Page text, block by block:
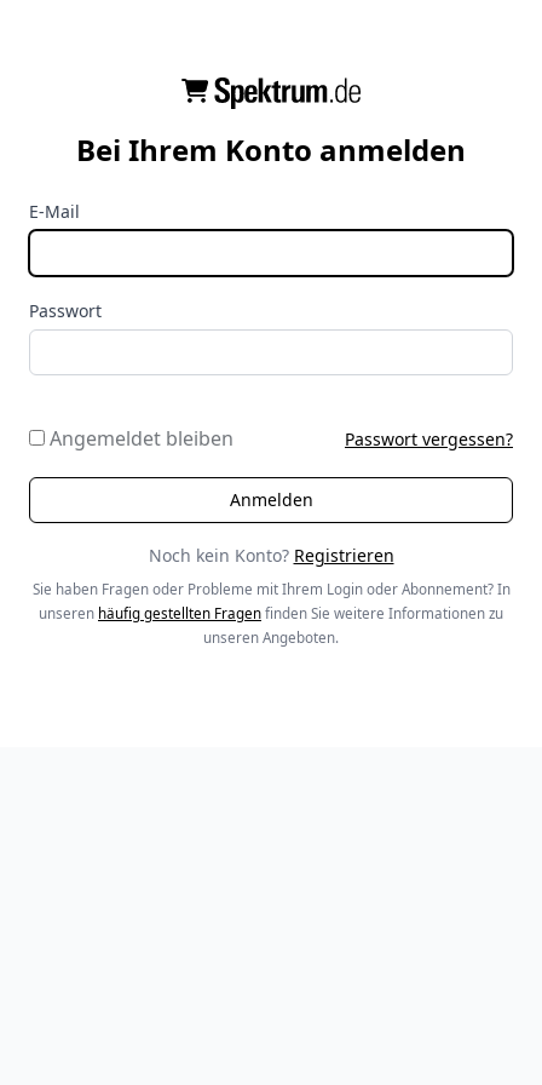
Bei Ihrem Konto anmelden
E-Mail
Passwort
Angemeldet bleiben Passwort vergessen?
Noch kein Konto? Registrieren
Sie haben Fragen oder Probleme mit Ihrem Login oder Abonnement? In
unseren häufig gestellten Fragen finden Sie weitere Informationen zu
unseren Angeboten.